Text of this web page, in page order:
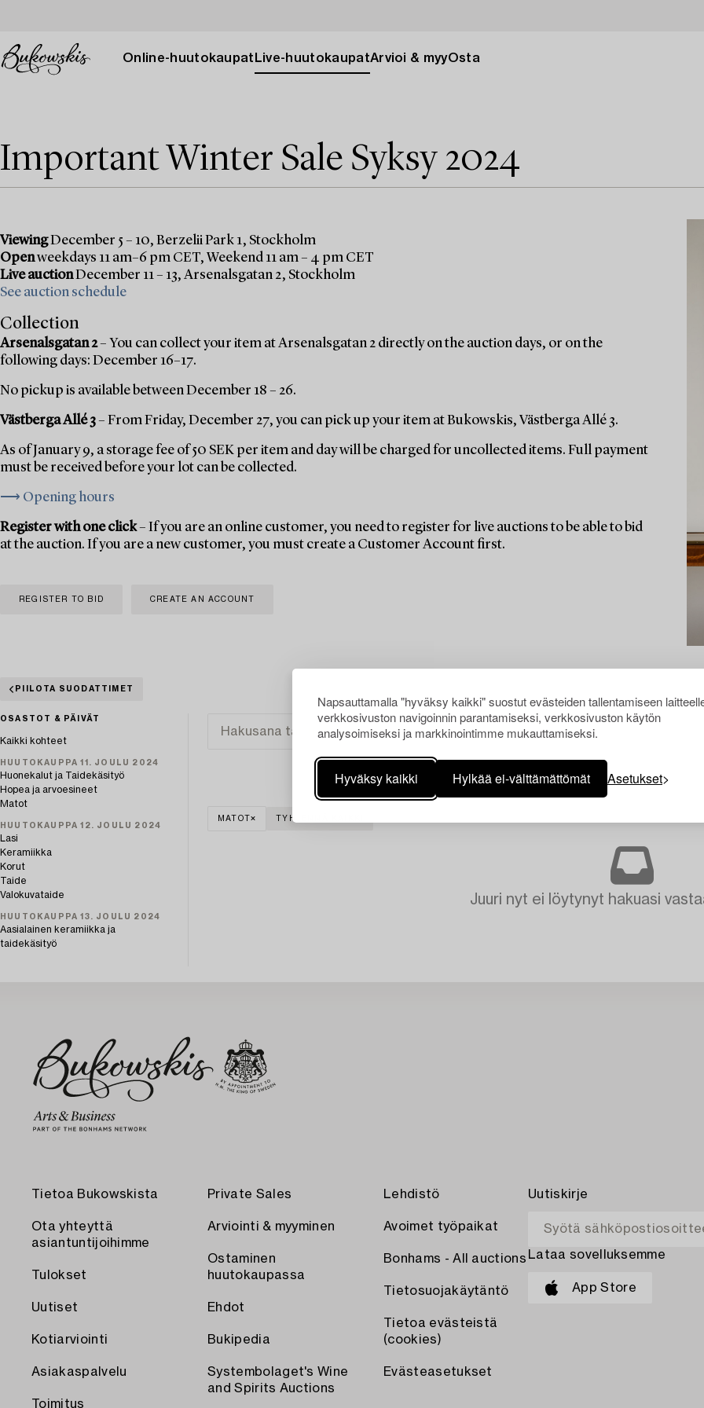
Napsauttamalla "hyväksy kaikki" suostut evästeiden tallentamiseen
verkkosivuston navigoinnin parantamiseksi, verkkosivuston käytön
analysoimiseksi ja markkinointimme mukauttamiseksi.
Hyväksy kaikki Hylkää ei-välttämättömät Asetukset
Online-huutokaupat Live-huutokaupatArvioi & myyOsta
Important Winter Sale Syksy 2024
ViewingDecember 5 – 10, Berzelii Park 1, Stockholm
Openweekdays 11 am–6 pm CET, Weekend 11 am – 4 pm CET
Live auctionDecember 11 – 13, Arsenalsgatan 2, Stockholm
See auction schedule
Collection
Arsenalsgatan 2– You can collect your item at Arsenalsgatan 2 directly on the auction days, or on the
following days: December 16–17.
No pickup is available between December 18 – 26.
Västberga Allé 3– From Friday, December 27, you can pick up your item at Bukowskis, Västberga Allé 3.
As of January 9, a storage fee of 50 SEK per item and day will be charged for uncollected items. Full payment
must be received before your lot can be collected.
⟶ Opening hours
Register with one click– If you are an online customer, you need to register for live auctions to be able to bid
at the auction. If you are a new customer, you must create a Customer Account first.
REGISTER TO BID CREATE AN ACCOUNT
PIILOTA SUODATTIMET
OSASTOT & PÄIVÄT
Kaikki kohteet
HUUTOKAUPPA 11. JOULU 2024
Huonekalut ja Taidekäsityö
Hopea ja arvoesineet
Matot
HUUTOKAUPPA 12. JOULU 2024
Lasi
Keramiikka
Korut
Taide
Valokuvataide
HUUTOKAUPPA 13. JOULU 2024
Aasialainen keramiikka ja
taidekäsityö
MATOT TYHJENNÄ KAIKKI
Juuri nyt ei löytynyt hakuasi
Tietoa Bukowskista
Ota yhteyttä
asiantuntijoihimme
Tulokset
Uutiset
Kotiarviointi
Asiakaspalvelu
Toimitus
Private Sales
Arviointi & myyminen
Ostaminen
huutokaupassa
Ehdot
Bukipedia
Systembolaget's Wine
and Spirits Auctions
Lehdistö
Avoimet työpaikat
Bonhams - All auctions
Tietosuojakäytäntö
Tietoa evästeistä
(cookies)
Evästeasetukset
Uutiskirje
Lataa sovelluksemme
App Store